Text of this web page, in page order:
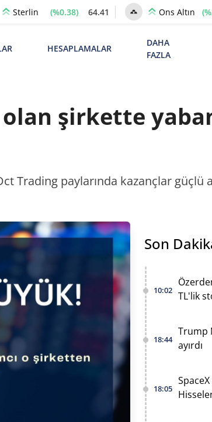
Sterlin (%0.38) 64.41 Ons Altın
HESAPLAMALAR
DAHA
FAZLA
olan şirkette
Trading paylarında kazançlar güçlü
Son
10:02 TL'lik
18:44
Trump
ayırdı
18:05
SpaceX